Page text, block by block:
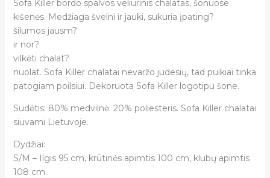
Sofa Killer bordo spalvos veliūrinis chalatas, šonuose
kišenės. Medžiaga švelni ir jauki, sukuria įpating?
šilumos jausm?
ir nor?
vilkėti chalat?
nuolat. Sofa Killer chalatai nevaržo judesių, tad puikiai tinka
patogiam poilsiui. Dekoruota Sofa Killer logotipu šone.
Sudėtis: 80% medvilnė. 20% poliesteris. Sofa Killer chalatai
siuvami Lietuvoje.
Dydžiai:
S/M – Ilgis 95 cm, krūtinės apimtis 100 cm, klubų apimtis
108 cm.